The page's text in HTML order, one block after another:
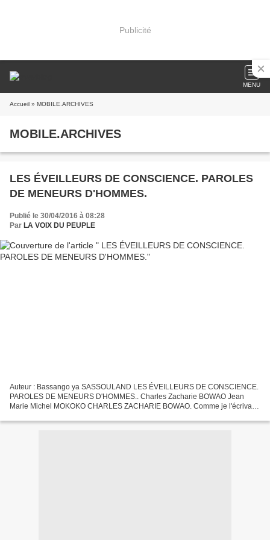
Publicité
MENU
Accueil » MOBILE.ARCHIVES
MOBILE.ARCHIVES
LES ÉVEILLEURS DE CONSCIENCE. PAROLES
DE MENEURS D'HOMMES.
Publié le 30/04/2016 à 08:28
Par LA VOIX DU PEUPLE
Auteur : Bassango ya SASSOULAND LES ÉVEILLEURS DE CONSCIENCE.
PAROLES DE MENEURS D'HOMMES.. Charles Zacharie BOWAO Jean
Marie Michel MOKOKO CHARLES ZACHARIE BOWAO. Comme je l'écrivais